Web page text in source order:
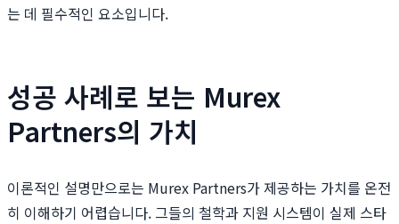
는 데 필수적인 요소입니다.
성공 사례로 보는 Murex
Partners의 가치
이론적인 설명만으로는 Murex Partners가 제공하는 가치를 온전
히 이해하기 어렵습니다. 그들의 철학과 지원 시스템이 실제 스타